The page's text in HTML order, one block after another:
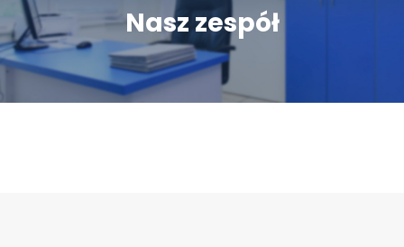
Nasz zespół